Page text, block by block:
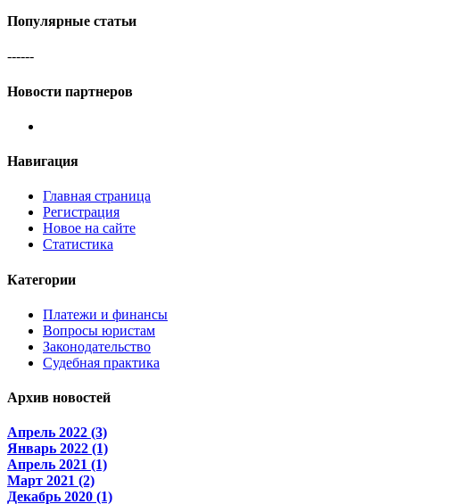
Популярные статьи
------
Новости партнеров
Навигация
Главная страница
Регистрация
Новое на сайте
Статистика
Категории
Платежи и финансы
Вопросы юристам
Законодательство
Судебная практика
Архив новостей
Апрель 2022 (3)
Январь 2022 (1)
Апрель 2021 (1)
Март 2021 (2)
Декабрь 2020 (1)